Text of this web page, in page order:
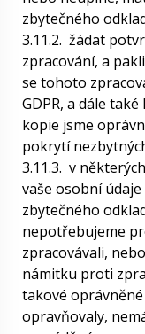
zbytečného
3.11.2. žádat
zpracování, a
se tohoto
GDPR, a dále
kopie jsme
pokrytí
3.11.3. v
vaše osobní
zbytečného
nepotřebujeme
zpracovávali,
námitku proti
takové
opravňovaly,